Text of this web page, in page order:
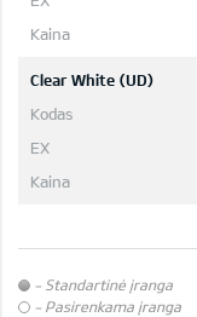
Clear White (UD)
- Standartinė įranga
- Pasirenkama įranga